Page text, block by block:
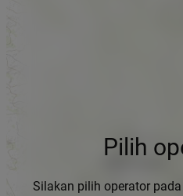
Pilih
Silakan pilih operator